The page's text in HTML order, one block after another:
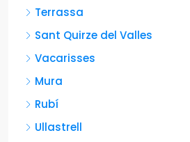
Terrassa
Sant Quirze del Valles
Vacarisses
Mura
Rubí
Ullastrell